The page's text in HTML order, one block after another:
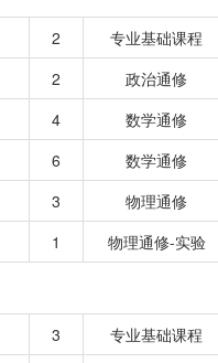
2
专业基础课程
2
政治通修
4
数学通修
6
数学通修
3
物理通修
1 物理通修-实验
3
专业基础课程